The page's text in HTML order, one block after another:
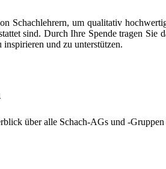
Schachlehrern, um qualitativ
sind. Durch Ihre Spende tragen
inspirieren und zu unterstützen.
über alle Schach-AGs und -